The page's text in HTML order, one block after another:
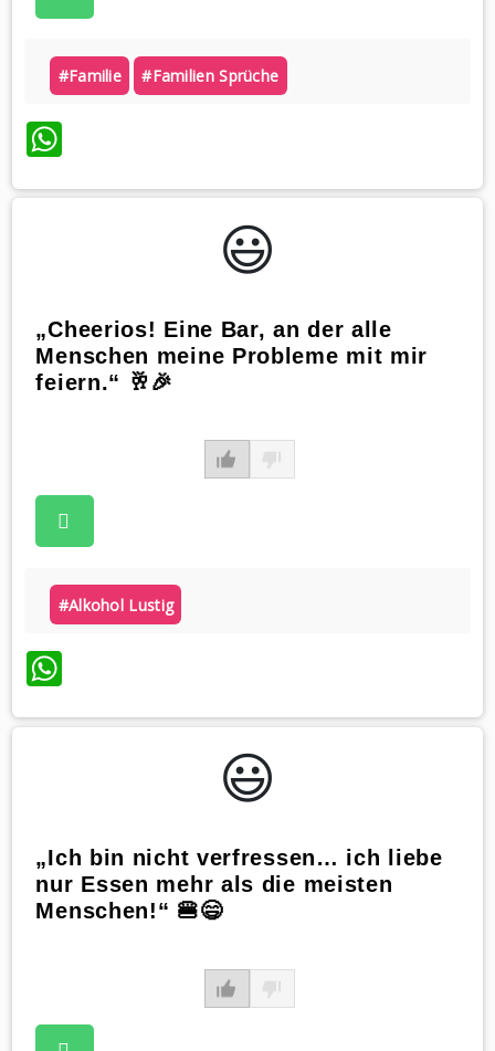
#familie #familien Sprüche
WhatsApp
😃️
„Cheerios! Eine Bar, an der alle
Menschen meine Probleme mit mir
feiern.“ 🥂🎉
#alkohol Lustig
WhatsApp
😃️
„Ich bin nicht verfressen… ich liebe
nur Essen mehr als die meisten
Menschen!“ 🍔😄